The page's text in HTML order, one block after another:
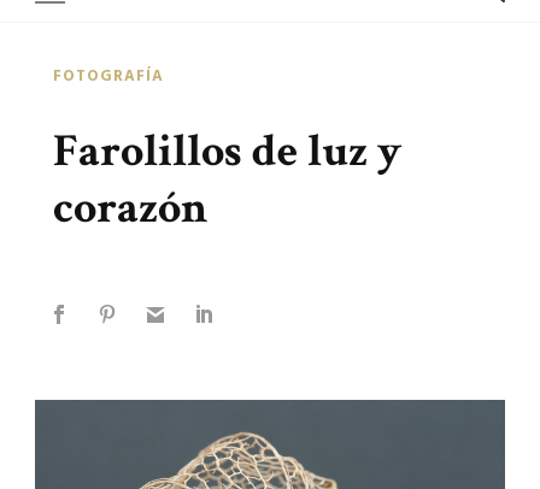
FOTOGRAFÍA
Farolillos de luz y
corazón